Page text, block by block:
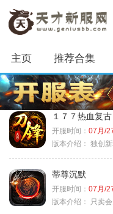
主页 推荐合集
１７７热血复古
开服时间： 07月/
版本介绍： 独创
蒂尊沉默
开服时间： 07月/
版本介绍：
只卖